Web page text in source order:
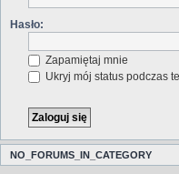
Hasło:
Zapamiętaj mnie
Ukryj mój status podczas
NO_FORUMS_IN_CATEGORY